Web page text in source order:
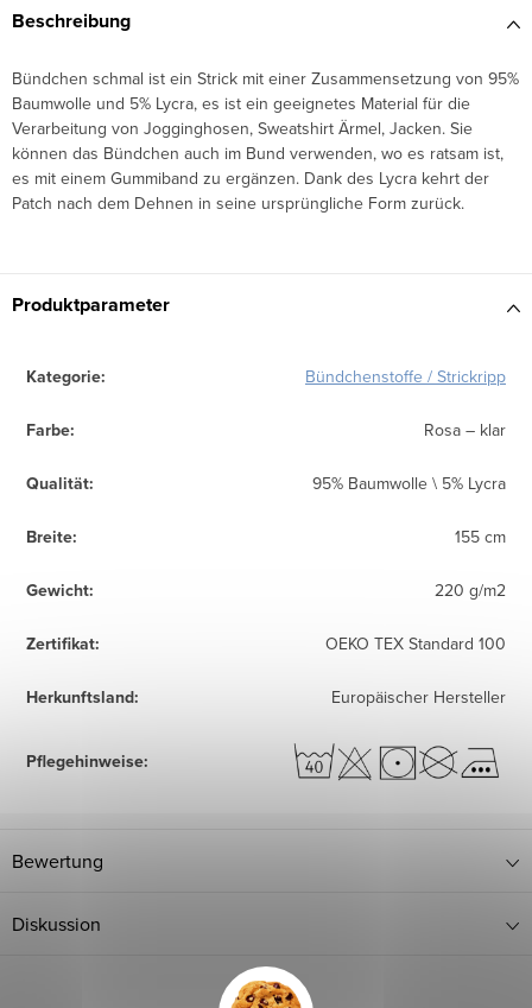
Beschreibung
Bündchen schmal ist ein Strick mit einer Zusammensetzung von 95%
Baumwolle und 5% Lycra, es ist ein geeignetes Material für die
Verarbeitung von Jogginghosen, Sweatshirt Ärmel, Jacken. Sie
können das Bündchen auch im Bund verwenden, wo es ratsam ist,
es mit einem Gummiband zu ergänzen. Dank des Lycra kehrt der
Patch nach dem Dehnen in seine ursprüngliche Form zurück.
Produktparameter
Kategorie: Bündchenstoffe / Strickripp
Farbe: Rosa – klar
Qualität: 95% Baumwolle \ 5% Lycra
Breite: 155 cm
Gewicht: 220 g/m2
Zertifikat: OEKO TEX Standard 100
Herkunftsland: Europäischer Hersteller
Pflegehinweise:
Bewertung
Diskussion